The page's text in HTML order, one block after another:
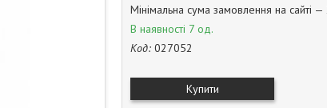
Мінімальна сума замовлення на сайті
В наявності 7 од.
Код: 027052
Купити